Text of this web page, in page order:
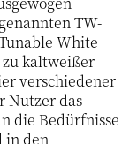
TW-
White
kaltweißer
verschiedener
Nutzer das
die Bedürfnisse
in den